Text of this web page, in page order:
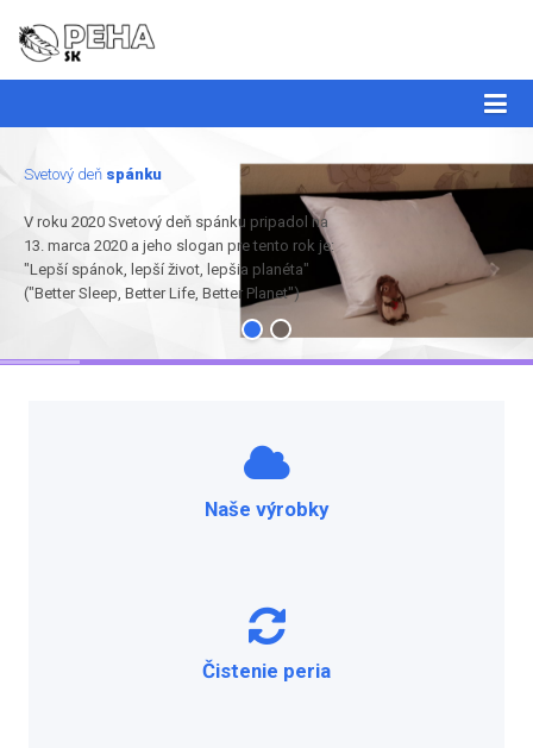
Svetový deň spánku
V roku 2020 Svetový deň spánku pripadol na
13. marca 2020 a jeho slogan pre tento rok je:
"Lepší spánok, lepší život, lepšia planéta"
("Better Sleep, Better Life, Better Planet")
Naše výrobky
Čistenie peria